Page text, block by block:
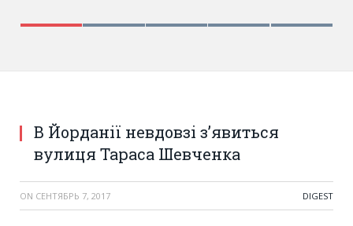
В Йорданії невдовзі з’явиться
вулиця Тараса Шевченка
ON СЕНТЯБРЬ 7, 2017 DIGEST